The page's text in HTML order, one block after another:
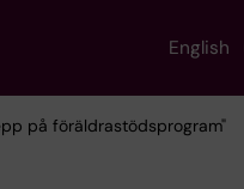
English
på föräldrastödsprogram"